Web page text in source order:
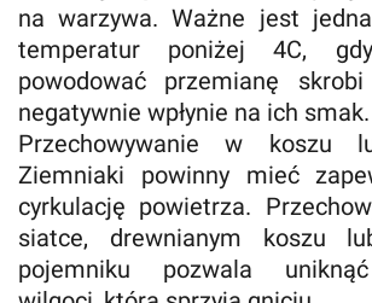
na warzywa. Ważne jest
temperatur poniżej 4C,
powodować przemianę
negatywnie wpłynie na ich smak.
Przechowywanie w koszu
Ziemniaki powinny mieć
cyrkulację powietrza.
siatce, drewnianym koszu
pojemniku pozwala